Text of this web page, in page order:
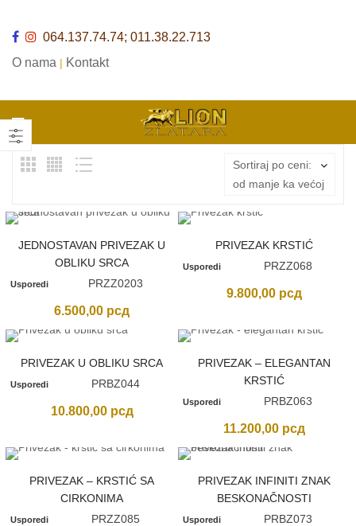
064.137.74.74; 011.38.22.713
O nama | Kontakt
Sortiraj po ceni:
od manje ka većoj
JEDNOSTAVAN PRIVEZAK U
OBLIKU SRCA
Usporedi PRZZ0203
6.500,00 рсд
PRIVEZAK KRSTIĆ
Usporedi PRZZ068
9.800,00 рсд
PRIVEZAK U OBLIKU SRCA
Usporedi PRBZ044
10.800,00 рсд
PRIVEZAK – ELEGANTAN
KRSTIĆ
Usporedi PRBZ063
11.200,00 рсд
PRIVEZAK – KRSTIĆ SA
CIRKONIMA
Usporedi PRZZ085
PRIVEZAK INFINITI ZNAK
BESKONAČNOSTI
Usporedi PRBZ073